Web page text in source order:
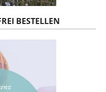
BESTELLEN